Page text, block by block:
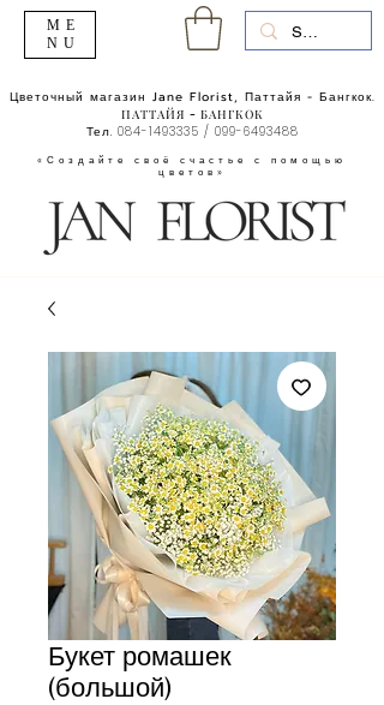
«Создайте своё счастье с помощью
цветов»
Цветочный магазин Jane Florist, Паттайя - Бангкок.
ПАТТАЙЯ - БАНГКОК
Тел. 084-1493335 / 099-6493488
ME
NU
Букет ромашек
(большой)